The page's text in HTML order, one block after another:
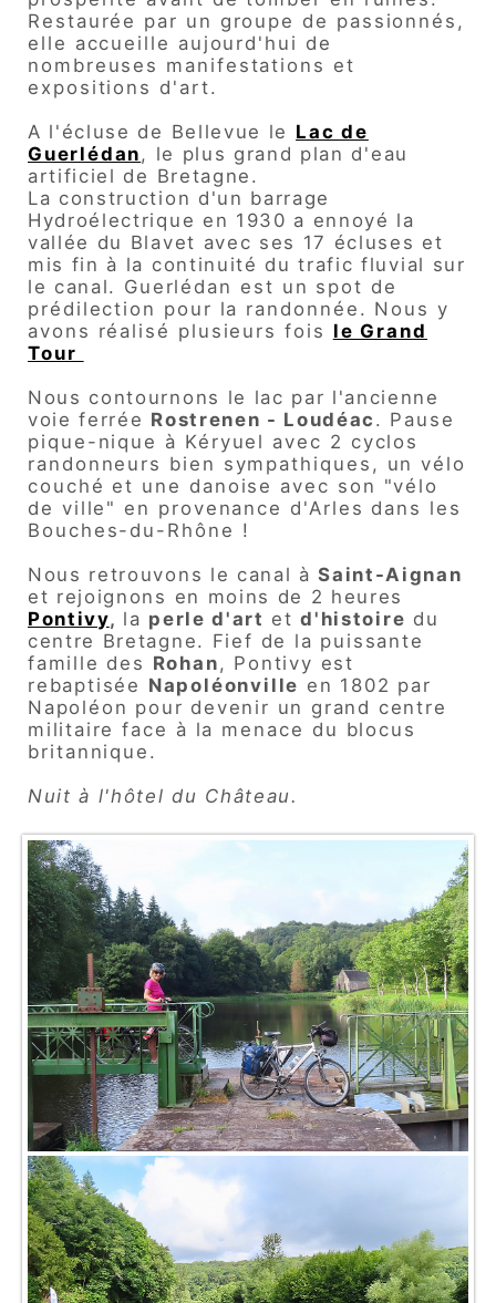
Restaurée par un groupe de passionnés,
elle accueille aujourd'hui de
nombreuses manifestations et
expositions d'art.
A l'écluse de Bellevue le Lac de
Guerlédan, le plus grand plan d'eau
artificiel de Bretagne.
La construction d'un barrage
Hydroélectrique en 1930 a ennoyé la
vallée du Blavet avec ses 17 écluses et
mis fin à la continuité du trafic fluvial sur
le canal. Guerlédan est un spot de
prédilection pour la randonnée. Nous y
avons réalisé plusieurs fois le Grand
Tour
Nous contournons le lac par l'ancienne
voie ferrée Rostrenen - Loudéac . Pause
pique-nique à Kéryuel avec 2 cyclos
randonneurs bien sympathiques, un vélo
couché et une danoise avec son "vélo
de ville" en provenance d'Arles dans les
Bouches-du-Rhône !
Nous retrouvons le canal àSaint-Aignan
et rejoignons en moins de 2 heures
Pontivy, la perle d'art etd'histoire du
centre Bretagne. Fief de la puissante
famille des Rohan, Pontivy est
rebaptisée Napoléonville en 1802 par
Napoléon pour devenir un grand centre
militaire face à la menace du blocus
britannique.
Nuit à l'hôtel du Château.